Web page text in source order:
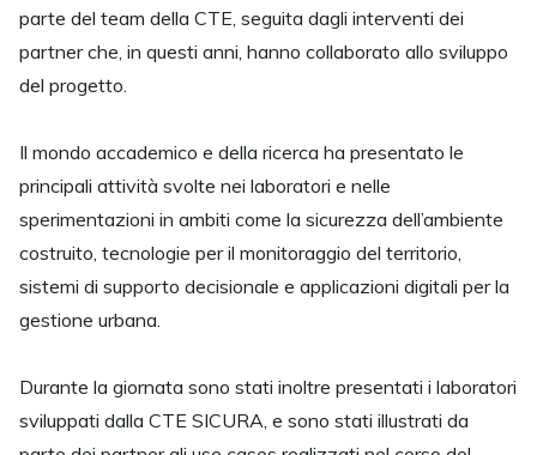
parte del team della CTE, seguita dagli interventi dei
partner che, in questi anni, hanno collaborato allo sviluppo
del progetto.
Il mondo accademico e della ricerca ha presentato le
principali attività svolte nei laboratori e nelle
sperimentazioni in ambiti come la sicurezza dell’ambiente
costruito, tecnologie per il monitoraggio del territorio,
sistemi di supporto decisionale e applicazioni digitali per la
gestione urbana.
Durante la giornata sono stati inoltre presentati i laboratori
sviluppati dalla CTE SICURA, e sono stati illustrati da